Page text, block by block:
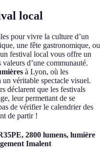
local
pour vivre la culture d’un
une fête gastronomique, ou
festival local vous offre un
d’une communauté.
à Lyon, où les
véritable spectacle visuel.
déclarent que les festivals
leur permettant de se
de vérifier le calendrier des
de partir !
2800 lumens, lumière
Imalent